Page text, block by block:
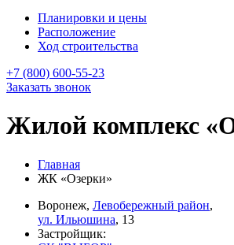
Планировки и цены
Расположение
Ход строительства
+7 (800) 600-55-23
Заказать звонок
Жилой комплекс
Главная
ЖК «Озерки»
Воронеж, Левобережный район,
ул. Ильюшина, 13
Застройщик: